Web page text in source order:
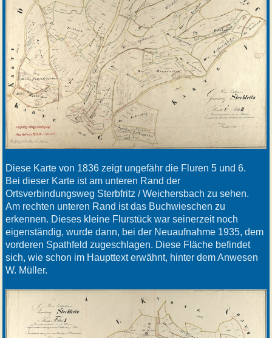
Diese Karte von 1836 zeigt ungefähr die Fluren 5 und 6.
Bei dieser Karte ist am unteren Rand der
Ortsverbindungsweg Sterbfritz / Weichersbach zu sehen.
Am rechten unteren Rand ist das Buchwieschen zu
erkennen. Dieses kleine Flurstück war seinerzeit noch
eigenständig, wurde dann, bei der Neuaufnahme 1935, dem
vorderen Spathfeld zugeschlagen. Diese Fläche befindet
sich, wie schon im Haupttext erwähnt, hinter dem Anwesen
W. Müller.